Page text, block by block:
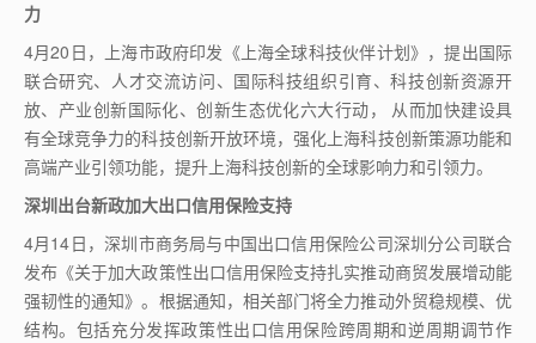
力
4月20 日，上海市政府印发《上海全球科技伙伴计划》，提出国际
联合研究、人才交流访问、国际科技组织引育、科技创新资源开
放、产业创新国际化、创新生态优化六大行动， 从而加快建设具
有全球竞争力的科技创新开放环境，强化上海科技创新策源功能和
高端产业引领功能，提升上海科技创新的全球影响力和引领力。
深圳出台新政加大出口信用保险支持
4月14日，深圳市商务局与中国出口信用保险公司深圳分公司联合
发布《关于加大政策性出口信用保险支持扎实推动商贸发展增动能
强韧性的通知》。根据通知，相关部门将全力推动外贸稳规模、优
结构。包括充分发挥政策性出口信用保险跨周期和逆周期调节作